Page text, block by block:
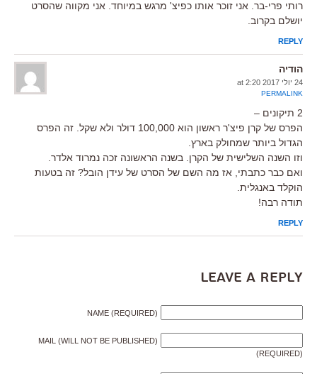
רותי פרי-בר. אני זוכר אותו כפיצ' מרגש במיוחד. אני מקווה שהסרט
יושלם בקרוב.
REPLY
הודיה
24 יולי 2017 at 2:20
PERMALINK
2 תיקונים –
הפרס של קרן פיצ'ר ראשון הוא 100,000 דולר ולא שקל. זה הפרס
הגדול ביותר שמחולק בארץ.
וזו השנה השלישית של הקרן. בשנה הראשונה זכה נמרוד אלדר.
ואם כבר כתבתי, אז מה השם של הסרט של עידן הובל? זה בטעות
הוקלד באנגלית.
תודה רבה!
REPLY
Leave a Reply
NAME (REQUIRED)
MAIL (WILL NOT BE PUBLISHED)
(REQUIRED)